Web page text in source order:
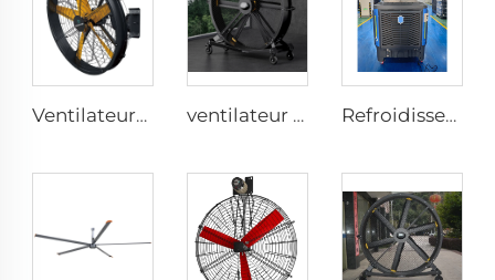
Ventilateurs industriels de haute qualité à grande vitesse fixés au mur pour entrepôt ventilateur sur pied industriel de 2000 mm (80 pouces), ventilateur silencieux sur pied réglable Refroidisseur d'air évaporatif sur roulettes UV anti-âge longue distance d'approvisionnement rafraîchissement été